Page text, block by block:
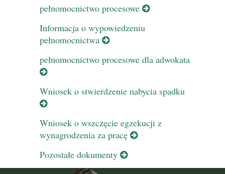
pełnomocnictwo procesowe
Informacja o wypowiedzeniu
pełnomocnictwa
pełnomocnictwo procesowe dla adwokata
Wniosek o stwierdzenie nabycia spadku
Wniosek o wszczęcie egzekucji z
wynagrodzenia za pracę
Pozostałe dokumenty